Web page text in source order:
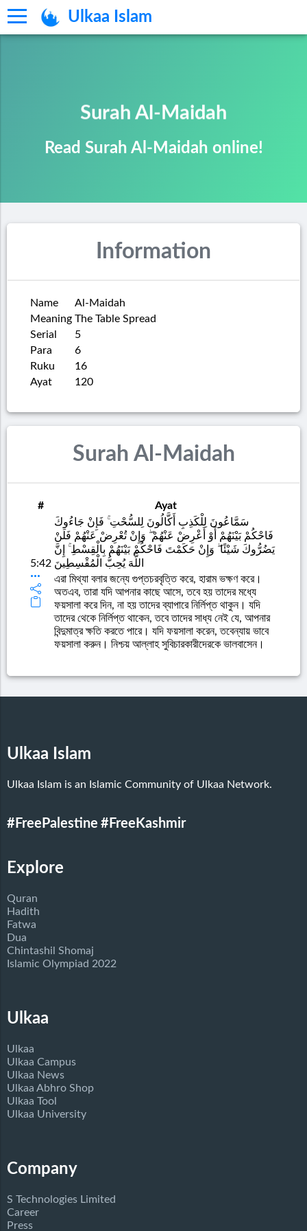
Ulkaa Islam
Surah Al-Maidah
Read Surah Al-Maidah online!
Information
Name
Al-Maidah
Meaning The Table Spread
Serial
5
Para
6
Ruku
16
Ayat
120
Surah Al-Maidah
# Ayat
5:42
سَمَّاعُونَ لِلْكَذِبِ أَكَّالُونَ لِلسُّحْتِ ۚ فَإِنْ جَاءُوكَ
فَاحْكُمْ بَيْنَهُمْ أَوْ أَعْرِضْ عَنْهُمْ ۖ وَإِنْ تُعْرِضْ عَنْهُمْ فَلَنْ
يَضُرُّوكَ شَيْئًا ۖ وَإِنْ حَكَمْتَ فَاحْكُمْ بَيْنَهُمْ بِالْقِسْطِ ۚ إِنَّ
اللَّهَ يُحِبُّ الْمُقْسِطِينَ
এরা মিথ্যা বলার জন্যে গুপ্তচরবৃত্তি করে, হারাম ভক্ষণ করে।
অতএব, তারা যদি আপনার কাছে আসে, তবে হয় তাদের মধ্যে
ফয়সালা করে দিন, না হয় তাদের ব্যাপারে নির্লিপ্ত থাকুন। যদি
তাদের থেকে নির্লিপ্ত থাকেন, তবে তাদের সাধ্য নেই যে, আপনার
বিন্দুমাত্র ক্ষতি করতে পারে। যদি ফয়সালা করেন, তবেন্যায় ভাবে
ফয়সালা করুন। নিশ্চয় আল্লাহ সুবিচারকারীদেরকে ভালবাসেন।
Ulkaa Islam
Ulkaa Islam is an Islamic Community of Ulkaa Network.
#FreePalestine #FreeKashmir
Explore
Quran
Hadith
Fatwa
Dua
Chintashil Shomaj
Islamic Olympiad 2022
Ulkaa
Ulkaa
Ulkaa Campus
Ulkaa News
Ulkaa Abhro Shop
Ulkaa Tool
Ulkaa University
Company
S Technologies Limited
Career
Press